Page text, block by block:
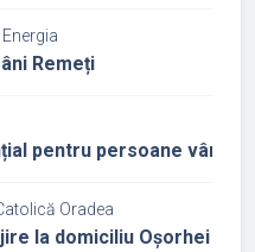
Remeți
pentru persoane
Oradea
la domiciliu Oșorhei